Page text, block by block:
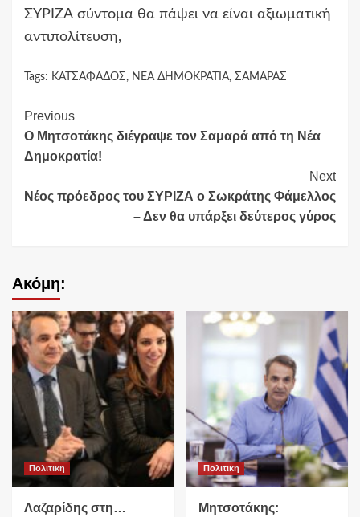
ΣΥΡΙΖΑ σύντομα θα πάψει να είναι αξιωματική
αντιπολίτευση,
Tags: ΚΑΤΣΑΦΑΔΟΣ , ΝΕΑ ΔΗΜΟΚΡΑΤΙΑ, ΣΑΜΑΡΑΣ
Continue
Reading
Previous
Ο Μητσοτάκης διέγραψε τον Σαμαρά από τη Νέα
Δημοκρατία!
Next
Νέος πρόεδρος του ΣΥΡΙΖΑ ο Σωκράτης Φάμελλος
– Δεν θα υπάρξει δεύτερος γύρος
Ακόμη:
Πολιτικη
Λαζαρίδης στη…
Πολιτικη
Μητσοτάκης: